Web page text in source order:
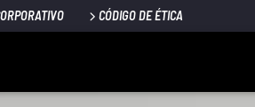
CÓDIGO DE ÉTICA